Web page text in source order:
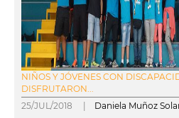
NIÑOS Y JÓVENES CON
DISFRUTARON...
25/JUL/2018 | Daniela Muñoz